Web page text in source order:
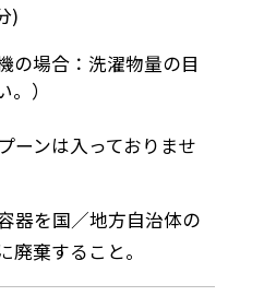
)
の場合：洗濯物量の目
）
ーンは入っておりませ
器を国／地方自治体の
廃棄すること。